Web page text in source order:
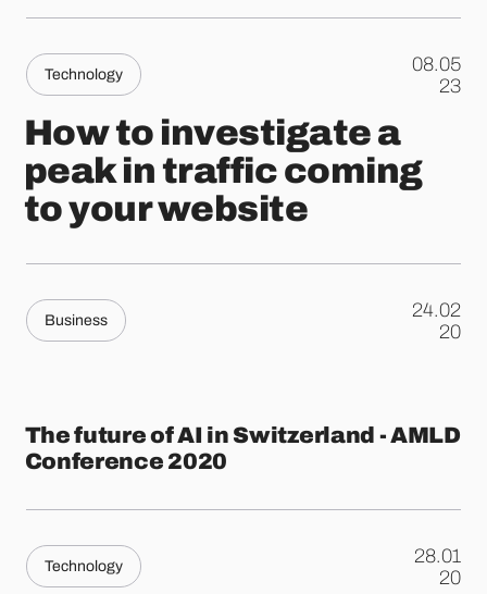
Technology
08.05
.
23
How to investigate a
peak in traffic coming
to your website
Business
24.02
.
20
The future of AI in Switzerland - AMLD
Conference 2020
Technology
28.01
.
20